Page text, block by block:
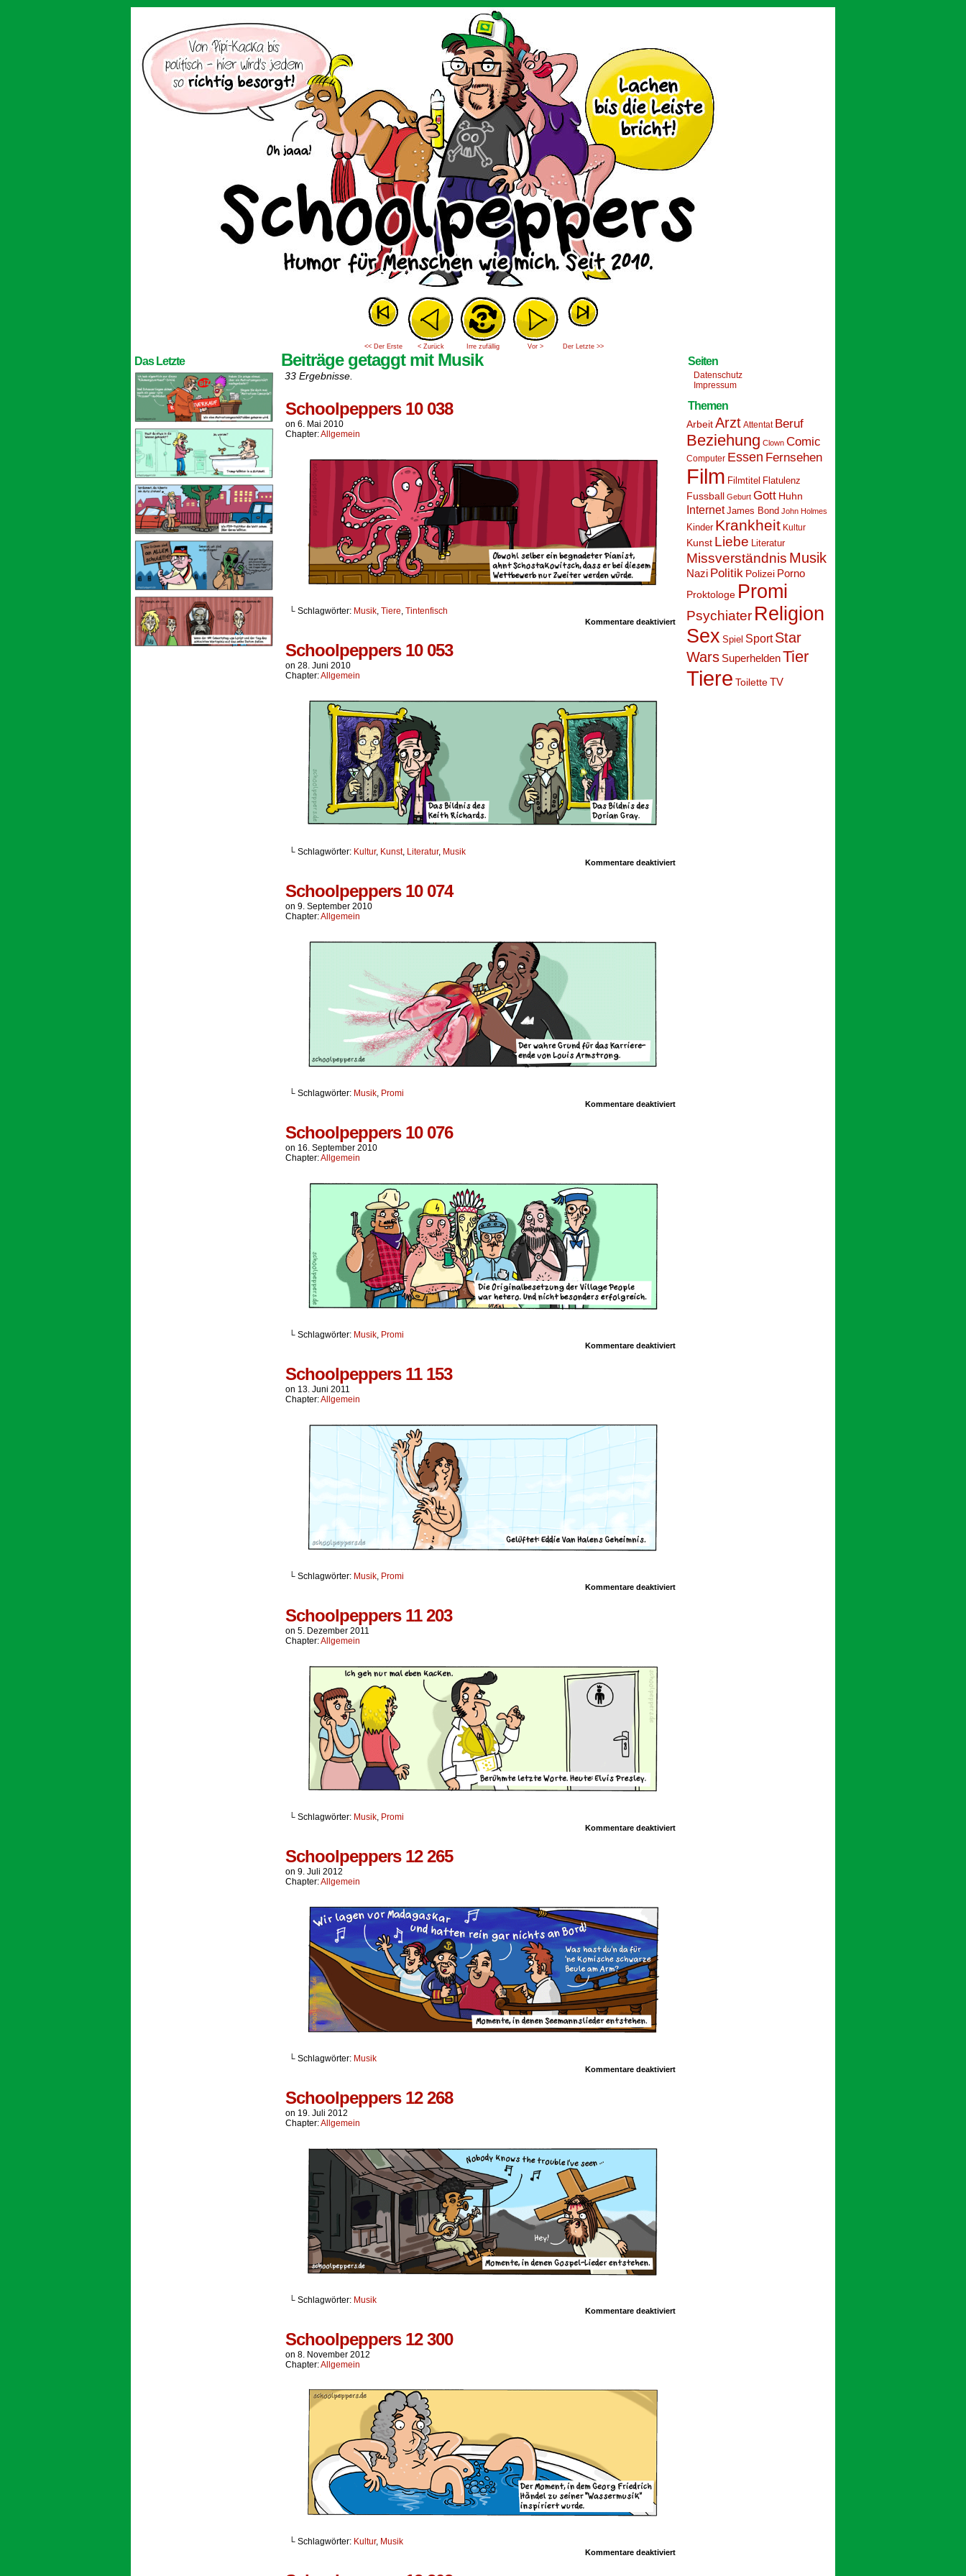
<< Der Erste < Zurück Irre zufällig Vor > Der Letzte >>
Das Letzte Beiträge getaggt mit Musik
33 Ergebnisse.
Schoolpeppers 10 038
on 6. Mai 2010
Chapter:Allgemein
└ Schlagwörter: Musik Tiere Tintenfisch
Kommentare deaktiviertfür
Schoolpeppers
Schoolpeppers 10 053
on 28. Juni 2010
Chapter:Allgemein
└ Schlagwörter: Kultur, Kunst, Literatur, Musik
Kommentare deaktiviertfür
Schoolpeppers 10 074
on 9. September 2010
Chapter:Allgemein
└ Schlagwörter: Musik, Promi
Kommentare deaktiviertfür
Schoolpeppers 10 076
on 16. September 2010
Chapter:Allgemein
└ Schlagwörter: Musik, Promi
Kommentare deaktiviertfür
Schoolpeppers 11 153
on 13. Juni 2011
Chapter:Allgemein
└ Schlagwörter: Musik Promi
Kommentare deaktiviertfür
Schoolpeppers 11 203
on 5. Dezember 2011
Chapter:Allgemein
└ Schlagwörter: Musik, Promi
Kommentare deaktiviertfür
Schoolpeppers 12 265
on 9. Juli 2012
Chapter:Allgemein
└ Schlagwörter: Musik
Kommentare deaktiviertfür
Schoolpeppers 12 268
on 19. Juli 2012
Chapter:Allgemein
└ Schlagwörter: Musik
Kommentare deaktiviertfür
Schoolpeppers 12 300
on 8. November 2012
Chapter:Allgemein
└ Schlagwörter: Kultur, Musik
Kommentare deaktiviertfür
Seiten
Datenschutz
Impressum
Themen
ArbeitArzt Attentat Beruf
Beziehung Clown Comic
Computer Essen Fernsehen
Film Filmtitel Flatulenz
Fussball Geburt Gott Huhn
Internet James Bond John Holmes
Kinder Krankheit Kultur
Kunst Liebe Literatur
Missverständnis Musik
Nazi Politik Polizei Porno
Proktologe Promi
Psychiater Religion
Sex Spiel Sport Star
Wars SuperheldenTier
Tiere ToiletteTV